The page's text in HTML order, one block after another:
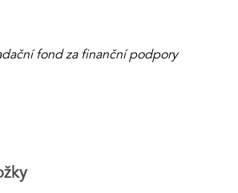
fond za finanční podpory